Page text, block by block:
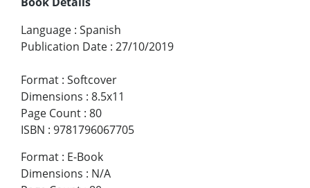
Language : Spanish
Publication Date : 27/10/2019
Format : Softcover
Dimensions : 8.5x11
Page Count : 80
ISBN : 9781796067705
Format : E-Book
Dimensions : N/A